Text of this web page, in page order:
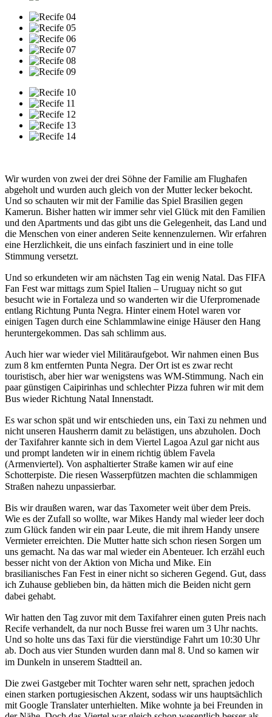
Wir wurden von zwei der drei Söhne der Familie am Flughafen
abgeholt und wurden auch gleich von der Mutter lecker bekocht.
Und so schauten wir mit der Familie das Spiel Brasilien gegen
Kamerun. Bisher hatten wir immer sehr viel Glück mit den Familien
und den Apartments und das gibt uns die Gelegenheit, das Land und
die Menschen von einer anderen Seite kennenzulernen. Wir erfahren
eine Herzlichkeit, die uns einfach fasziniert und in eine tolle
Stimmung versetzt.
Und so erkundeten wir am nächsten Tag ein wenig Natal. Das FIFA
Fan Fest war mittags zum Spiel Italien – Uruguay nicht so gut
besucht wie in Fortaleza und so wanderten wir die Uferpromenade
entlang Richtung Punta Negra. Hinter einem Hotel waren vor
einigen Tagen durch eine Schlammlawine einige Häuser den Hang
heruntergekommen. Das sah schlimm aus.
Auch hier war wieder viel Militäraufgebot. Wir nahmen einen Bus
zum 8 km entfernten Punta Negra. Der Ort ist es zwar recht
touristisch, aber hier war wenigstens was WM-Stimmung. Nach ein
paar günstigen Caipirinhas und schlechter Pizza fuhren wir mit dem
Bus wieder Richtung Natal Innenstadt.
Es war schon spät und wir entschieden uns, ein Taxi zu nehmen und
nicht unseren Hausherrn damit zu belästigen, uns abzuholen. Doch
der Taxifahrer kannte sich in dem Viertel Lagoa Azul gar nicht aus
und prompt landeten wir in einem richtig üblem Favela
(Armenviertel). Von asphaltierter Straße kamen wir auf eine
Schotterpiste. Die riesen Wasserpfützen machten die schlammigen
Straßen nahezu unpassierbar.
Bis wir draußen waren, war das Taxometer weit über dem Preis.
Wie es der Zufall so wollte, war Mikes Handy mal wieder leer doch
zum Glück fanden wir ein paar Leute, die mit ihrem Handy unsere
Vermieter erreichten. Die Mutter hatte sich schon riesen Sorgen um
uns gemacht. Na das war mal wieder ein Abenteuer. Ich erzähl euch
besser nicht von der Aktion von Micha und Mike. Ein
brasilianisches Fan Fest in einer nicht so sicheren Gegend. Gut, dass
ich Zuhause geblieben bin, da hätten mich die Beiden nicht gern
dabei gehabt.
Wir hatten den Tag zuvor mit dem Taxifahrer einen guten Preis nach
Recife verhandelt, da nur noch Busse frei waren um 3 Uhr nachts.
Und so holte uns das Taxi für die vierstündige Fahrt um 10:30 Uhr
ab. Doch aus vier Stunden wurden dann mal 8. Und so kamen wir
im Dunkeln in unserem Stadtteil an.
Die zwei Gastgeber mit Tochter waren sehr nett, sprachen jedoch
einen starken portugiesischen Akzent, sodass wir uns hauptsächlich
mit Google Translater unterhielten. Mike wohnte ja bei Freunden in